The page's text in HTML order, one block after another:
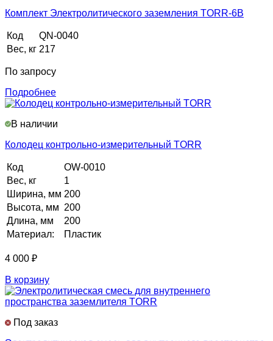
Комплект Электролитического заземления TORR-6В
Код
QN-0040
Вес, кг 217
По запросу
Подробнее
В наличии
Колодец контрольно-измерительный TORR
Код
OW-0010
Вес, кг
1
Ширина, мм 200
Высота, мм 200
Длина, мм
200
Материал:
Пластик
4 000 ₽
В корзину
Под заказ